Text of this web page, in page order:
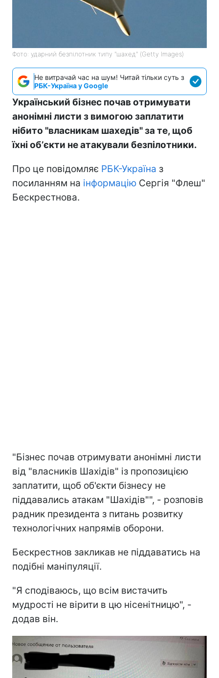
Фото: ударний безпілотник типу "шахед" (Getty Images)
Не витрачай час на шум! Читай тільки суть з
РБК-Україна у Google
Український бізнес почав отримувати
анонімні листи з вимогою заплатити
нібито "власникам шахедів" за те, щоб
їхні обʼєкти не атакували безпілотники.
Про це повідомляє РБК-Україна з
посиланням на інформацію Сергія "Флеш"
Бескрестнова.
"Бізнес почав отримувати анонімні листи
від "власників Шахідів" із пропозицією
заплатити, щоб об'єкти бізнесу не
піддавались атакам "Шахідів"", - розповів
радник президента з питань розвитку
технологічних напрямів оборони.
Бескрестнов закликав не піддаватись на
подібні маніпуляції.
"Я сподіваюсь, що всім вистачить
мудрості не вірити в цю нісенітницю", -
додав він.